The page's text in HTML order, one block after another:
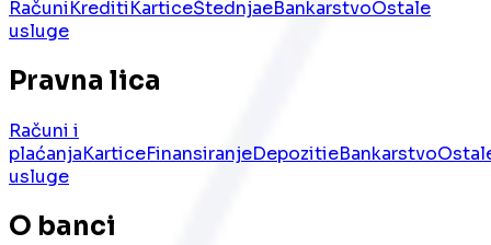
RačuniKreditiKarticeŠtednjaeBankarstvoOstale
usluge
Pravna lica
Računi i
plaćanjaKarticeFinansiranjeDepozitieBankarstvo
usluge
O banci